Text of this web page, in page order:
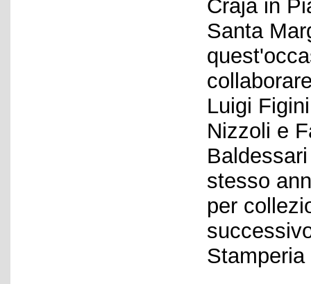
Craja in
Santa
Luigi
Nizzoli e
stesso
per